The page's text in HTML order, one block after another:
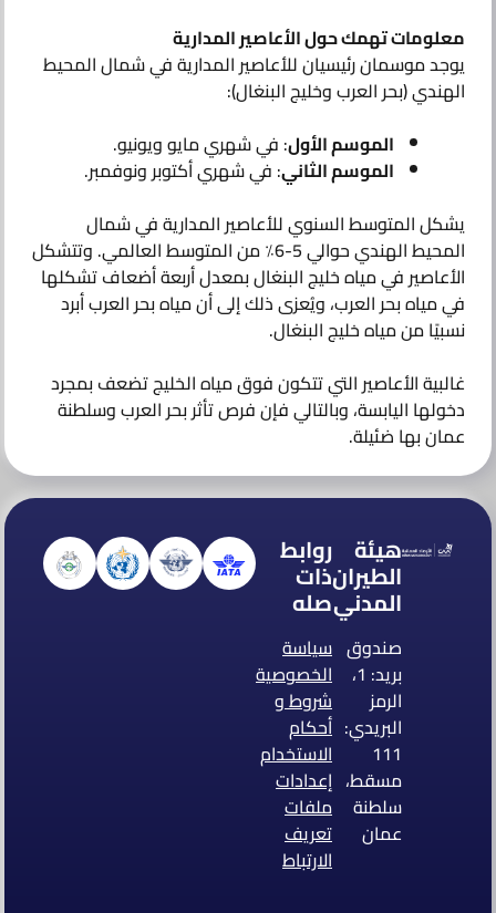
معلومات تهمك حول الأعاصير المدارية
يوجد موسمان رئيسيان للأعاصير المدارية في شمال المحيط
الهندي (بحر العرب وخليج البنغال):
الموسم الأول: في شهري مايو ويونيو.
الموسم الثاني: في شهري أكتوبر ونوفمبر.
يشكل المتوسط السنوي للأعاصير المدارية في شمال
المحيط الهندي حوالي 5-6٪ من المتوسط العالمي. وتتشكل
الأعاصير في مياه خليج البنغال بمعدل أربعة أضعاف تشكلها
في مياه بحر العرب، ويُعزى ذلك إلى أن مياه بحر العرب أبرد
نسبيًا من مياه خليج البنغال.
غالبية الأعاصير التي تتكون فوق مياه الخليج تضعف بمجرد
دخولها اليابسة، وبالتالي فإن فرص تأثر بحر العرب وسلطنة
عمان بها ضئيلة.
هيئة
الطيران
المدني
صندوق
الرمز
البريدي:
111
مسقط،
سلطنة
عمان
روابط
ذات
صله
سياسة
الخصوصية
شروط و
أحكام
الاستخدام
إعدادات
ملفات
تعريف
الارتباط